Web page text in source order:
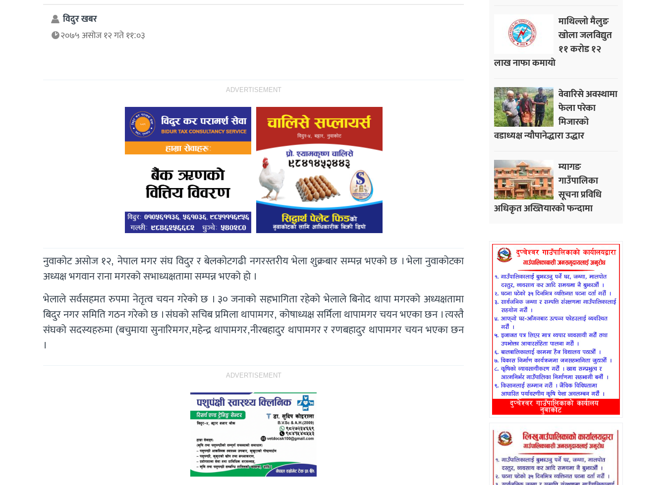
विदुर खबर
२०७५ असोज १२ गते ११:०३
ADVERTISEMENT
नुवाकोट असोज १२, नेपाल मगर संघ विदुर र बेलकोटगढी नगरस्तरीय भेला शुक्रबार सम्पन्न भएको छ । भेला नुवाकोटका
अध्यक्ष भगवान राना मगरको सभाध्यक्षतामा सम्पन्न भएको हो ।
भेलाले सर्वसहमत रुपमा नेतृत्व चयन गरेको छ । ३० जनाको सहभागिता रहेको भेलाले बिनोद थापा मगरको अध्यक्षतामा
बिदुर नगर समिति गठन गरेको छ । संघको सचिब प्रमिला थापामगर, कोषाध्यक्ष सर्मिला थापामगर चयन भएका छन । त्यस्तै
संघको सदस्यहरुमा (बचुमाया सुनारिमगर,महेन्द्र थापामगर,नीरबहादुर थापामगर र रणबहादुर थापामगर चयन भएका छन
।
ADVERTISEMENT
माथिल्लो मैलुङ
खोला जलविद्युत
११ करोड १२
लाख नाफा कमायाे
वेवारिसे अवस्थामा
फेला परेका
मिजारको
वडाध्यक्ष न्यौपानेद्धारा उद्धार
म्यागङ
गाउँपालिका
सूचना प्रविधि
अधिकृत अख्तियारको फन्दामा